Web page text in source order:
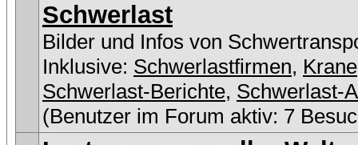
Schwerlast
Bilder und Infos von
Inklusive: Schwerlastfirmen, Krane
Schwerlast-Berichte, Schwerlast-
(Benutzer im Forum aktiv: 7